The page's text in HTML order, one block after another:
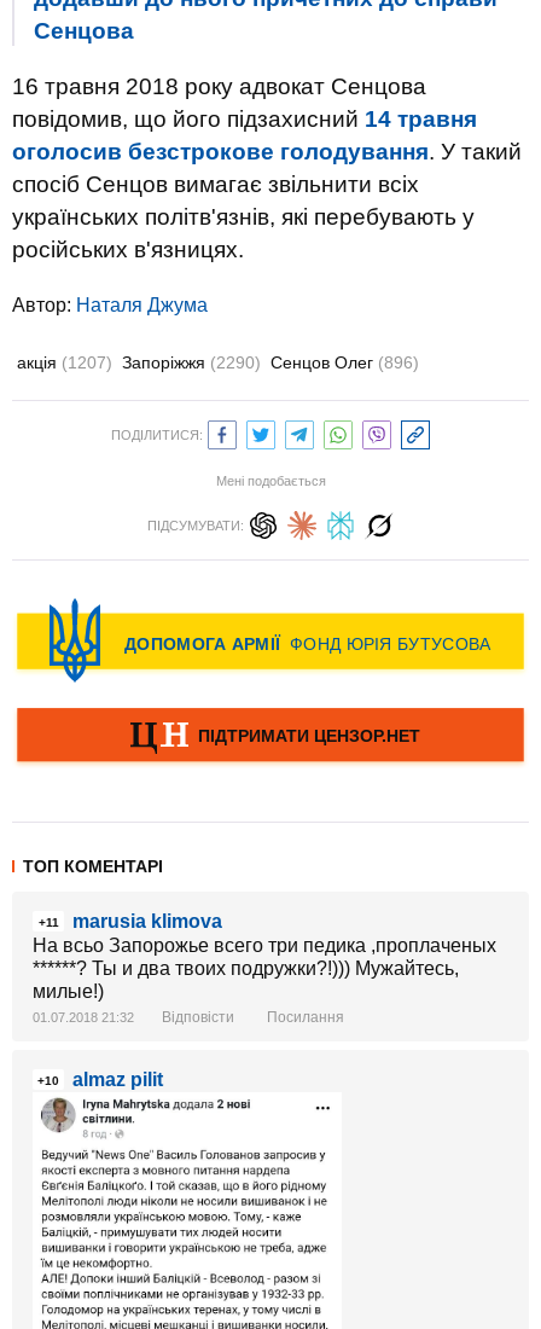
Сенцова
16 травня 2018 року адвокат Сенцова
повідомив, що його підзахисний 14 травня
оголосив безстрокове голодування. У такий
спосіб Сенцов вимагає звільнити всіх
українських політв'язнів, які перебувають у
російських в'язницях.
Автор: Наталя Джума
акція (1207) Запоріжжя (2290) Сенцов Олег (896)
ПОДІЛИТИСЯ:
Мені подобається
ПІДСУМУВАТИ:
ТОП КОМЕНТАРІ
+11
marusia klimova
На всьо Запорожье всего три педика ,проплаченых
******? Ты и два твоих подружки?!))) Мужайтесь,
милые!)
01.07.2018 21:32 Відповісти Посилання
+10 almaz pilit